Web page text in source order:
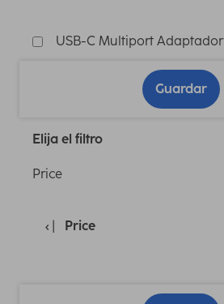
USB-C Multiport Adaptador
Guardar
Elija el filtro
Price
Price